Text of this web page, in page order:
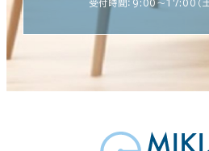
受付時間：9:00〜17:00（土